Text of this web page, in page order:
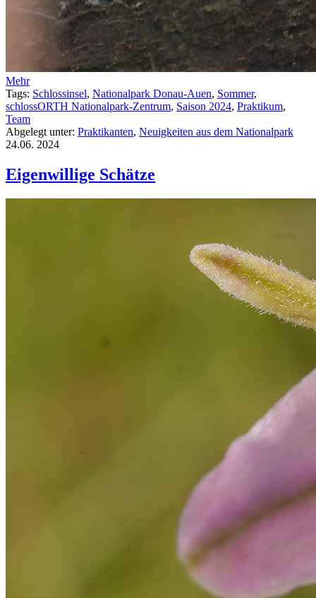
Mehr
Tags: Schlossinsel, Nationalpark Donau-Auen, Sommer,
schlossORTH Nationalpark-Zentrum, Saison 2024, Praktikum,
Team
Abgelegt unter: Praktikanten, Neuigkeiten aus dem Nationalpark
24.06. 2024
Eigenwillige Schätze